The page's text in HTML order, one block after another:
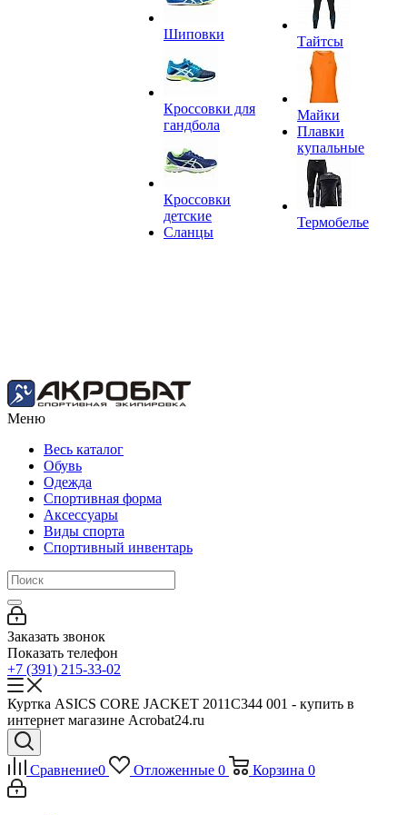
Шиповки
Кроссовки для
гандбола
Кроссовки
детские
Сланцы
Тайтсы
Майки
Плавки
купальные
Термобелье
Меню
Весь каталог
Обувь
Одежда
Спортивная форма
Аксессуары
Виды спорта
Спортивный инвентарь
Заказать звонок
Показать телефон
+7 (391) 215-33-02
Куртка ASICS CORE JACKET 2011C344 001 - купить в
интернет магазине Acrobat24.ru
Сравнение0 Отложенные 0 Корзина 0